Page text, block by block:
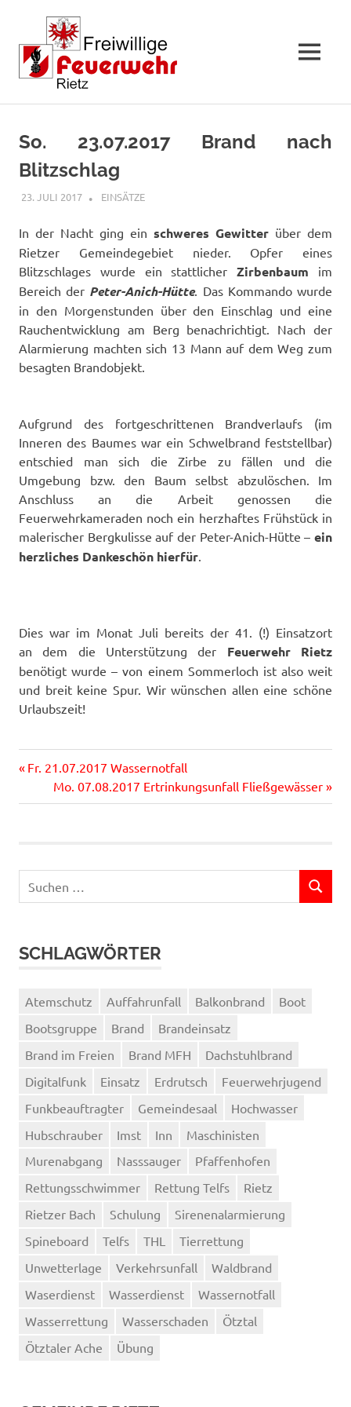
springen
MENÜ
So. 23.07.2017 Brand nach
Blitzschlag
23. JULI 2017 FFWRIETZ
EINSÄTZE
In der Nacht ging ein schweres Gewitter über dem
Rietzer Gemeindegebiet nieder. Opfer eines
Blitzschlages wurde ein stattlicherZirbenbaum im
Bereich der Peter-Anich-Hütte. Das Kommando wurde
in den Morgenstunden über den Einschlag und eine
Rauchentwicklung am Berg benachrichtigt. Nach der
Alarmierung machten sich 13 Mann auf dem Weg zum
besagten Brandobjekt.
Aufgrund des fortgeschrittenen Brandverlaufs (im
Inneren des Baumes war ein Schwelbrand feststellbar)
entschied man sich die Zirbe zu fällen und die
Umgebung bzw. den Baum selbst abzulöschen. Im
Anschluss an die Arbeit genossen die
Feuerwehrkameraden noch ein herzhaftes Frühstück in
malerischer Bergkulisse auf der Peter-Anich-Hütte – ein
herzliches Dankeschön hierfür.
Dies war im Monat Juli bereits der 41. (!) Einsatzort
an dem die Unterstützung der Feuerwehr Rietz
benötigt wurde – von einem Sommerloch ist also weit
und breit keine Spur. Wir wünschen allen eine schöne
Urlaubszeit!
Beitragsnavigation
Vorheriger
Beitrag:
Fr. 21.07.2017 Wassernotfall
Nächster
Beitrag:
Mo. 07.08.2017 Ertrinkungsunfall Fließgewässer
nach:
SUCHEN
SCHLAGWÖRTER
Atemschutz Auffahrunfall Balkonbrand
Boot
Bootsgruppe
Brand
Brandeinsatz
Brand im Freien
Brand MFH
Dachstuhlbrand
Digitalfunk
Einsatz Erdrutsch
Feuerwehrjugend
Funkbeauftragter
Gemeindesaal
Hochwasser
Hubschrauber
Imst Inn
Maschinisten
Murenabgang
Nasssauger
Pfaffenhofen
Rettungsschwimmer
Rettung Telfs
Rietz
Rietzer Bach
Schulung
Sirenenalarmierung
Spineboard
Telfs THL
Tierrettung
Unwetterlage
Verkehrsunfall
Waldbrand
Waserdienst
Wasserdienst
Wassernotfall
Wasserrettung
Wasserschaden
Ötztal
Ötztaler Ache
Übung